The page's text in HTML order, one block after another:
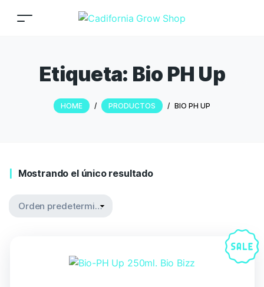
Etiqueta: Bio PH Up
HOME / PRODUCTOS / BIO PH UP
Mostrando el único resultado